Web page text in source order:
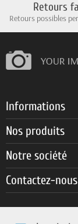
Retours
Retours possibles
Informations
Nos produits
Notre société
Contactez-nous